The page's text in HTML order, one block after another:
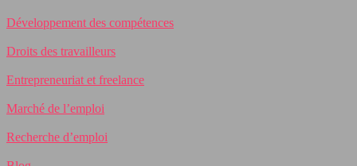
Développement des compétences
Droits des travailleurs
Entrepreneuriat et freelance
Marché de l’emploi
Recherche d’emploi